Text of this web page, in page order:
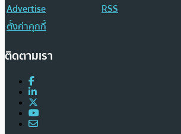
Advertise
RSS
ตั้งค่าคุกกี้
ติดตามเรา